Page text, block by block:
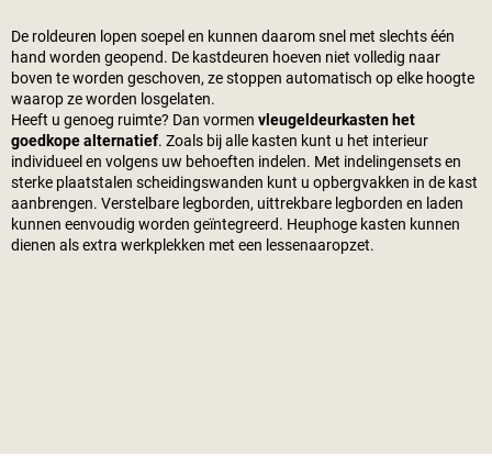
De roldeuren lopen soepel en kunnen daarom snel met slechts één
hand worden geopend. De kastdeuren hoeven niet volledig naar
boven te worden geschoven, ze stoppen automatisch op elke hoogte
waarop ze worden losgelaten.
Heeft u genoeg ruimte? Dan vormen vleugeldeurkasten het
goedkope alternatief. Zoals bij alle kasten kunt u het interieur
individueel en volgens uw behoeften indelen. Met indelingensets en
sterke plaatstalen scheidingswanden kunt u opbergvakken in de kast
aanbrengen. Verstelbare legborden, uittrekbare legborden en laden
kunnen eenvoudig worden geïntegreerd. Heuphoge kasten kunnen
dienen als extra werkplekken met een lessenaaropzet.